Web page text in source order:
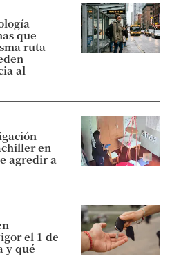
que
ruta
al
en
agredir a
el 1 de
y qué